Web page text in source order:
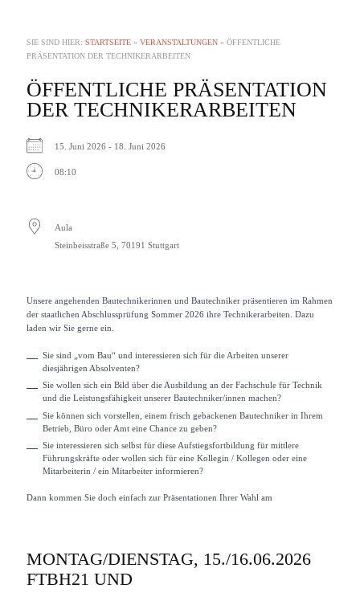
SIE SIND HIER:STARTSEITE »VERANSTALTUNGEN »ÖFFENTLICHE
PRÄSENTATION DER TECHNIKERARBEITEN
ÖFFENTLICHE PRÄSENTATION
DER TECHNIKERARBEITEN
15. Juni 2026 - 18. Juni 2026
08:10
Aula
Steinbeisstraße 5, 70191 Stuttgart
Unsere angehenden Bautechnikerinnen und Bautechniker präsentieren im Rahmen
der staatlichen Abschlussprüfung Sommer 2026 ihre Technikerarbeiten. Dazu
laden wir Sie gerne ein.
Sie sind „vom Bau“ und interessieren sich für die Arbeiten unserer
diesjährigen Absolventen?
Sie wollen sich ein Bild über die Ausbildung an der Fachschule für Technik
und die Leistungsfähigkeit unserer Bautechniker/innen machen?
Sie können sich vorstellen, einem frisch gebackenen Bautechniker in Ihrem
Betrieb, Büro oder Amt eine Chance zu geben?
Sie interessieren sich selbst für diese Aufstiegsfortbildung für mittlere
Führungskräfte oder wollen sich für eine Kollegin / Kollegen oder eine
Mitarbeiterin / ein Mitarbeiter informieren?
Dann kommen Sie doch einfach zur Präsentationen Ihrer Wahl am
MONTAG/DIENSTAG, 15./16.06.2026
FTBH21 UND